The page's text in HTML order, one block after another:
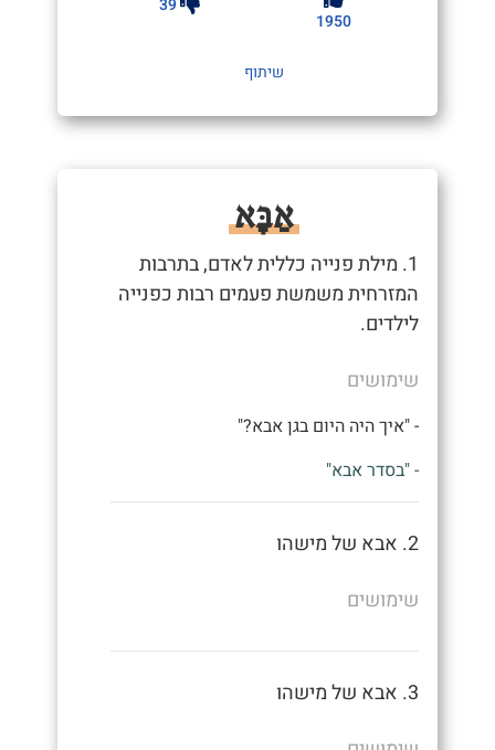
1950
שיתוף
אַבָּא
1. מילת פנייה כללית לאדם, בתרבות
המזרחית משמשת פעמים רבות כפנייה
לילדים.
שימושים
- "איך היה היום בגן אבא?"
- "בסדר אבא"
2. אבא של מישהו
שימושים
3. אבא של מישהו